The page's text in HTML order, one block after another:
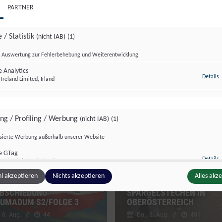
S2/FOLGE 3
6. Aug. // 44
SPARGELSTECHEN IN
OBERÖSTERREICH
Do., 6. Aug. 491
PARTNER
/ Statistik (nicht IAB) (1)
Auswertung zur Fehlerbehebung und Weiterentwicklung
Analytics
Ireland Limited, Irland Details
/ Profiling / Werbung (nicht IAB) (1)
Werbung außerhalb unserer Website
GTag
Ireland Limited, Irland Details
Inhalte(nicht IAB)
(2)
zusätzlicher Informationen
akzeptieren Nichts akzeptieren Alles